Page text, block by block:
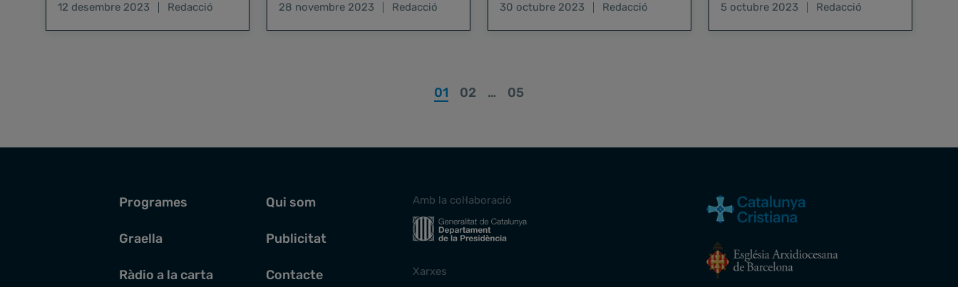
sexuals i el compromís de l'Església
de fer-ho
12 desembre 2023 Redacció
principis d'any als 45 seminaris
28 novembre 2023 Redacció 30 octubre 2023 Redacció 5 octubre 2023 Redacció
01 02 … 05
Programes
Graella
Ràdio a la carta
Qui som
Publicitat
Contacte
Amb la col·laboració
Xarxes